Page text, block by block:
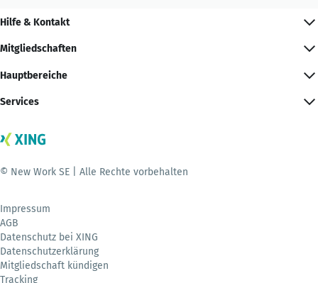
Hilfe & Kontakt
Mitgliedschaften
Hauptbereiche
Services
© New Work SE | Alle Rechte vorbehalten
Impressum
AGB
Datenschutz bei XING
Datenschutzerklärung
Mitgliedschaft kündigen
Tracking